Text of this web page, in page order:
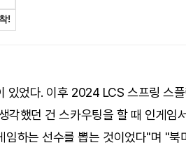
있었다. 이후 2024 LCS 스프링 스
각했던 건 스카우팅을 할 때 인게임
임하는 선수를 뽑는 것이었다"며 "북